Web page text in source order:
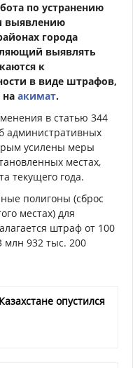
по устранению
выявлению
города
выявлять
к
в виде штрафов,
на акимат.
в статью 344
административных
усилены меры
местах,
текущего года.
полигоны (сброс
местах) для
штраф от 100
млн 932 тыс. 200
опустился